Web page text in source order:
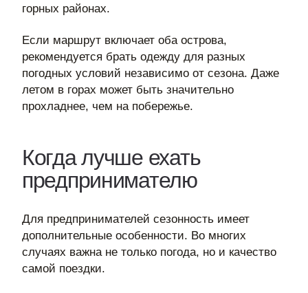
горных районах.
Если маршрут включает оба острова,
рекомендуется брать одежду для разных
погодных условий независимо от сезона. Даже
летом в горах может быть значительно
прохладнее, чем на побережье.
Когда лучше ехать
предпринимателю
Для предпринимателей сезонность имеет
дополнительные особенности. Во многих
случаях важна не только погода, но и качество
самой поездки.